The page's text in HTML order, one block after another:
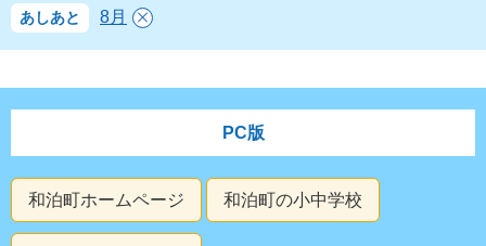
あしあと 8月
PC版
和泊町ホームページ 和泊町の小中学校